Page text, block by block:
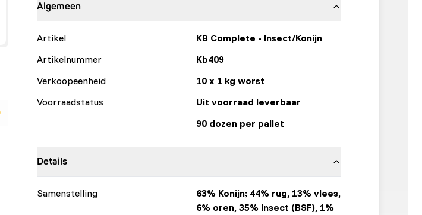
Algemeen
Artikel
KB Complete - Insect/Konijn
Artikelnummer
Kb409
Verkoopeenheid
10 x 1 kg worst
Voorraadstatus
Uit voorraad leverbaar
90 dozen per pallet
Details
Samenstelling
63% Konijn; 44% rug, 13% vlees,
6% oren, 35% Insect (BSF), 1%